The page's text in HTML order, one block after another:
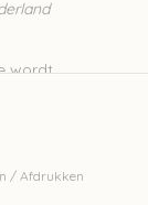
wordt
Olive, is
/ Afdrukken